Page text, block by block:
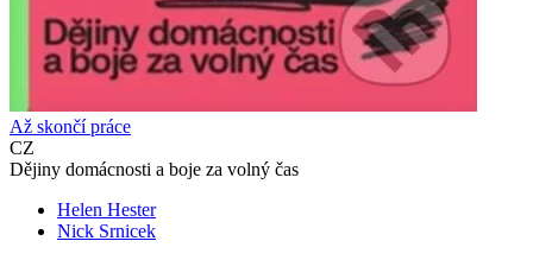
Až skončí práce
CZ
Dějiny domácnosti a boje za volný čas
Helen Hester
Nick Srnicek